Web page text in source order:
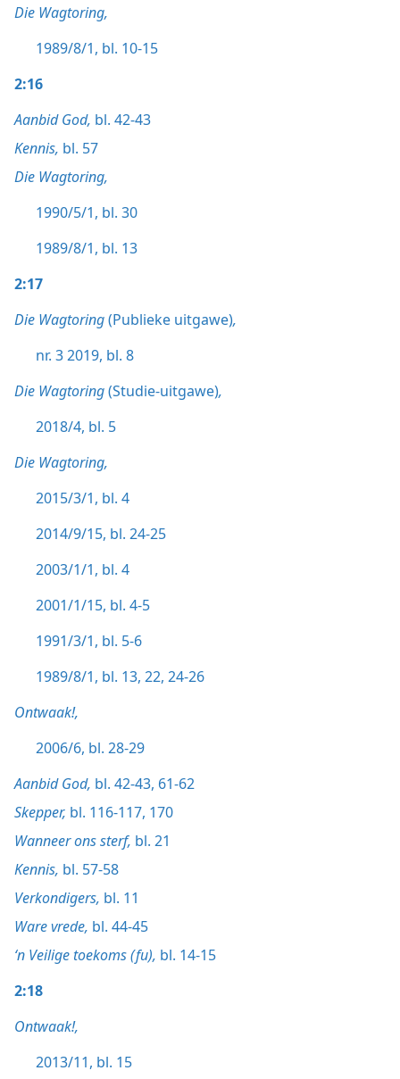
Die Wagtoring,
1989/8/1, bl. 10-15
2:16
Aanbid God, bl. 42-43
Kennis, bl. 57
Die Wagtoring,
1990/5/1, bl. 30
1989/8/1, bl. 13
2:17
Die Wagtoring(Publieke uitgawe),
nr. 3 2019, bl. 8
Die Wagtoring(Studie-uitgawe),
2018/4, bl. 5
Die Wagtoring,
2015/3/1, bl. 4
2014/9/15, bl. 24-25
2003/1/1, bl. 4
2001/1/15, bl. 4-5
1991/3/1, bl. 5-6
1989/8/1, bl. 13, 22, 24-26
Ontwaak!,
2006/6, bl. 28-29
Aanbid God, bl. 42-43, 61-62
Skepper, bl. 116-117, 170
Wanneer ons sterf, bl. 21
Kennis, bl. 57-58
Verkondigers, bl. 11
Ware vrede, bl. 44-45
‘n Veilige toekoms (fu), bl. 14-15
2:18
Ontwaak!,
2013/11, bl. 15